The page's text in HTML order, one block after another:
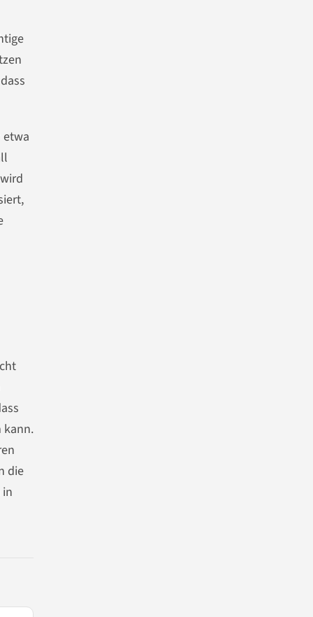
etwa
kann.
die